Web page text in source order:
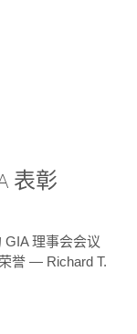
表彰
GIA 理事会会议
誉 — Richard T.